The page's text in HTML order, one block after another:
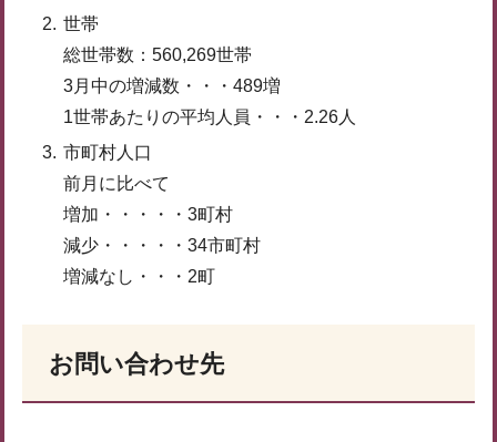
世帯
総世帯数：560,269世帯
3月中の増減数・・・489増
1世帯あたりの平均人員・・・2.26人
市町村人口
前月に比べて
増加・・・・・3町村
減少・・・・・34市町村
増減なし・・・2町
お問い合わせ先